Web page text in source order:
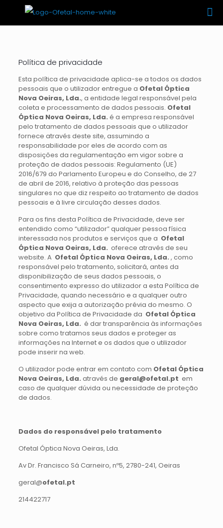
Política de privacidade
Esta política de privacidade aplica-se a todos os dados
pessoais que o utilizador entregue a Ofetal Óptica
Nova Oeiras, Lda., a entidade legal responsável pela
coleta e processamento de dados pessoais. Ofetal
Óptica Nova Oeiras, Lda. é a empresa responsável
pelo tratamento de dados pessoais que o utilizador
fornece através deste site, assumindo a
responsabilidade por eles de acordo com as
disposições da regulamentação em vigor sobre a
proteção de dados pessoais: Regulamento (UE)
2016/679 do Parlamento Europeu e do Conselho, de 27
de abril de 2016, relativo à proteção das pessoas
singulares no que diz respeito ao tratamento de dados
pessoais e à livre circulação desses dados.
Para os fins desta Política de Privacidade, deve ser
entendido como “utilizador” qualquer pessoa física
interessada nos produtos e serviços que a Ofetal
Óptica Nova Oeiras, Lda. oferece através de seu
website. A Ofetal Óptica Nova Oeiras, Lda. , como
responsável pelo tratamento, solicitará, antes da
disponibilização de seus dados pessoais, o
consentimento expresso do utilizador a esta Política de
Privacidade, quando necessário e a qualquer outro
aspecto que exija a autorização prévia do mesmo. O
objetivo da Política de Privacidade da Ofetal Óptica
Nova Oeiras, Lda. é dar transparência às informações
sobre como tratamos seus dados e proteger as
informações na Internet e os dados que o utilizador
pode inserir na web.
O utilizador pode entrar em contato com Ofetal Óptica
Nova Oeiras, Lda. através de geral@ofetal.pt em
caso de qualquer dúvida ou necessidade de proteção
de dados.
Dados do responsável pelo tratamento
Ofetal Óptica Nova Oeiras, Lda.
Av Dr. Francisco Sá Carneiro, nº5, 2780-241, Oeiras
geral@ofetal.pt
214422717